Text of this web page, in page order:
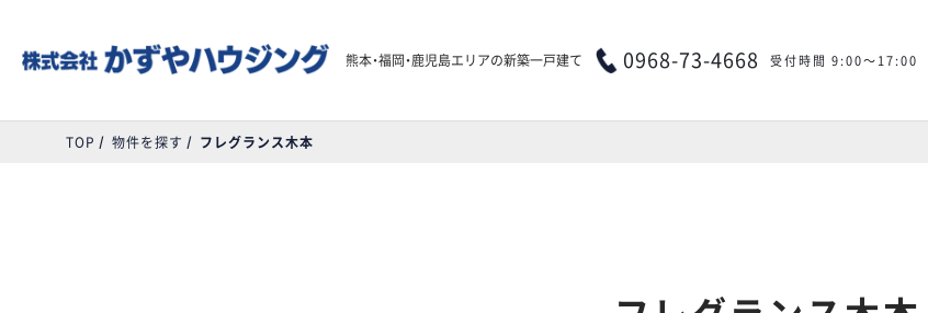
熊本・福岡・鹿児島エリアの新築一戸建て 0968-73-4668 受付時間 9:00～17:00
TOP 物件を探す フレグランス木本